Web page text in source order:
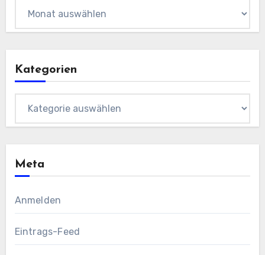
Kategorien
Meta
Anmelden
Eintrags-Feed